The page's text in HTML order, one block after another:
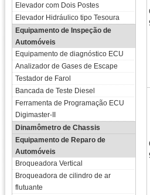
Elevador com Dois Postes
Elevador Hidráulico tipo Tesoura
Equipamento de Inspeção de
Automóveis
Equipamento de diagnóstico ECU
Analizador de Gases de Escape
Testador de Farol
Bancada de Teste Diesel
Ferramenta de Programação ECU
Digimaster-II
Dinamômetro de Chassis
Equipamento de Reparo de
Automóveis
Broqueadora Vertical
Broqueadora de cilindro de ar
flutuante